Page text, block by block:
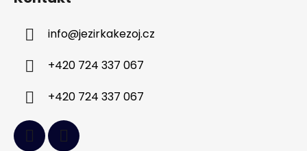
info@jezirkakezoj.cz
+420 724 337 067
+420 724 337 067